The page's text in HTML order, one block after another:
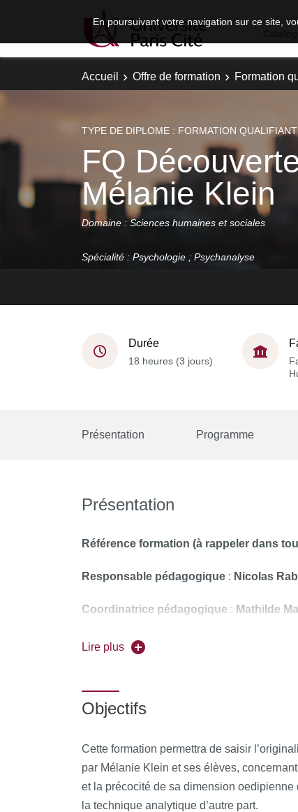
En poursuivant votre navigation sur ce site,
Accueil Offre de formation Formation
TYPE DE DIPLOME : FORMATION
FQ
Mélanie Klein
Domaine : Sciences humaines et sociales
Spécialité : Psychologie ; Psychanalyse
Durée
18 heures (3 jours)
Présentation Programme
Présentation
Référence formation (à rappeler dans
Responsable pédagogique : Nicolas
Coordinatrice pédagogique : Mathilde
Forme de l'enseignement :
Lire plus
Objectifs
Cette formation permettra de saisir
par Mélanie Klein et ses élèves,
et la précocité de sa dimension oedipienne
la technique analytique d’autre part.